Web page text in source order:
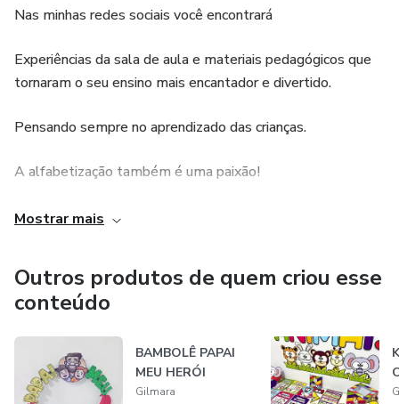
Nas minhas redes sociais você encontrará
Experiências da sala de aula e materiais pedagógicos que
tornaram o seu ensino mais encantador e divertido.
Pensando sempre no aprendizado das crianças.
A alfabetização também é uma paixão!
Sou criadora de:
Crio atividades lúdicas,
Atividades em folha,
Painéis e outros.
Mostrar mais
Outros produtos de quem criou esse
conteúdo
BAMBOLÊ PAPAI
MEU HERÓI
Gilmara